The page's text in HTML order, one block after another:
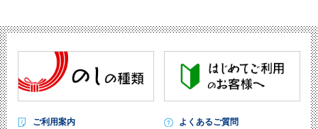
ご利用案内 よくあるご質問